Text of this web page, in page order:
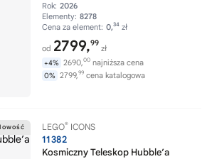
Rok: 2026
Elementy: 8278
Cena za element: 0,34 zł
od 2799,99
zł
+4% 2690,00 najniższa cena
0% 2799,99 cena katalogowa
LEGO® ICONS
11382
Kosmiczny Teleskop Hubble’a